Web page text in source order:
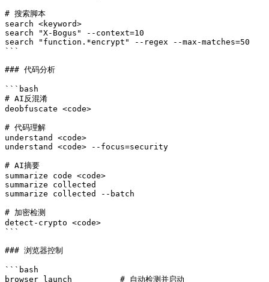
# 搜索脚本
search <keyword>
search "X-Bogus" --context=10
search "function.*encrypt" --regex --max-matches=50
```
### 代码分析
```bash
# AI反混淆
deobfuscate <code>
# 代码理解
understand <code>
understand <code> --focus=security
# AI摘要
summarize code <code>
summarize collected
summarize collected --batch
# 加密检测
detect-crypto <code>
```
### 浏览器控制
```bash
browser launch          # 自动检测并启动